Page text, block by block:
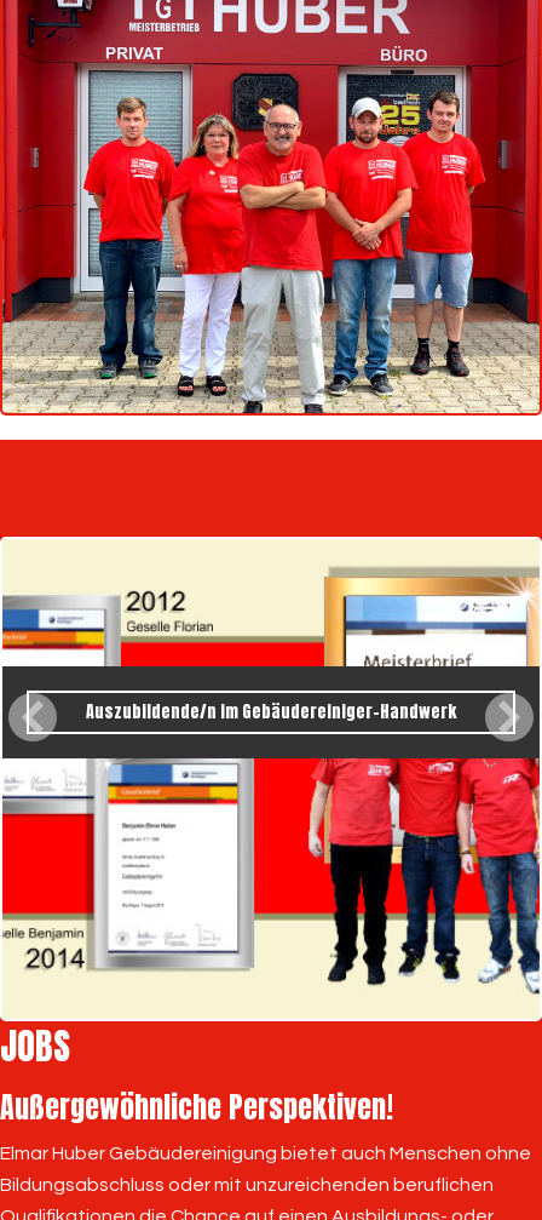
Auszubildende/n im Gebäudereiniger-Handwerk
JOBS
Außergewöhnliche Perspektiven!
Elmar Huber Gebäudereinigung bietet auch Menschen ohne
Bildungsabschluss oder mit unzureichenden beruflichen